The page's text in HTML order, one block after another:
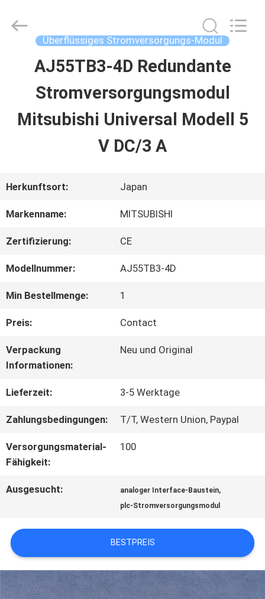
STARTSEITE
PRODUKTE
FABRIK
TOUR
KONTAKT
NACHRICHTEN
ALLE
FÄLLE
REFERENZEN
SITEMAP
Wisdomlong
Überflüssiges Stromversorgungs-Modul
AJ55TB3-4D Redundante
Stromversorgungsmodul
Mitsubishi Universal Modell 5
V DC/3 A
Herkunftsort: Japan
Markenname: MITSUBISHI
Zertifizierung: CE
Modellnummer: AJ55TB3-4D
Min Bestellmenge: 1
Preis: Contact
Verpackung
Informationen:
Neu und Original
Lieferzeit: 3-5 Werktage
Zahlungsbedingungen: T/T, Western Union, Paypal
Versorgungsmaterial-
Fähigkeit:
100
Ausgesucht: analoger Interface-Baustein,
plc-Stromversorgungsmodul
BESTPREIS